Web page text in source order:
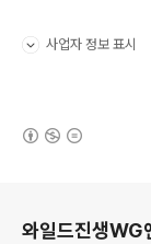
사업자 정보 표시
와일드진생WG